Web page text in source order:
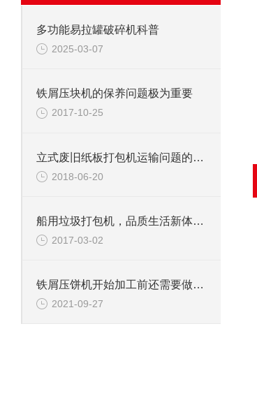
多功能易拉罐破碎机科普
2025-03-07
铁屑压块机的保养问题极为重要
2017-10-25
立式废旧纸板打包机运输问题的基本解决方法
2018-06-20
船用垃圾打包机，品质生活新体验，节省空间*选择！
2017-03-02
铁屑压饼机开始加工前还需要做些什么工作？
2021-09-27